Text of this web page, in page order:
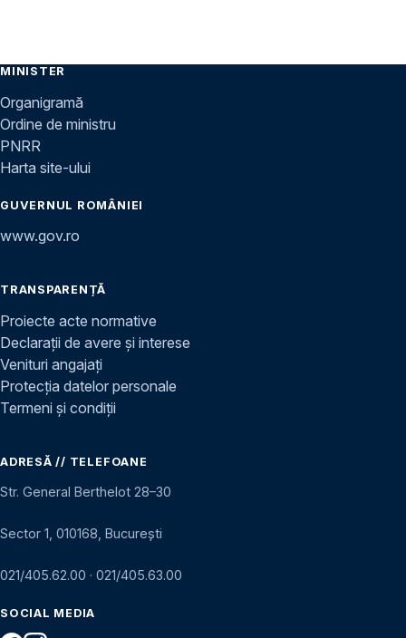
MINISTER
Organigramă
Ordine de ministru
PNRR
Harta site-ului
GUVERNUL ROMÂNIEI
www.gov.ro
TRANSPARENȚĂ
Proiecte acte normative
Declarații de avere și interese
Venituri angajați
Protecția datelor personale
Termeni și condiții
ADRESĂ // TELEFOANE
Str. General Berthelot 28–30
Sector 1, 010168, București
021/405.62.00 · 021/405.63.00
SOCIAL MEDIA